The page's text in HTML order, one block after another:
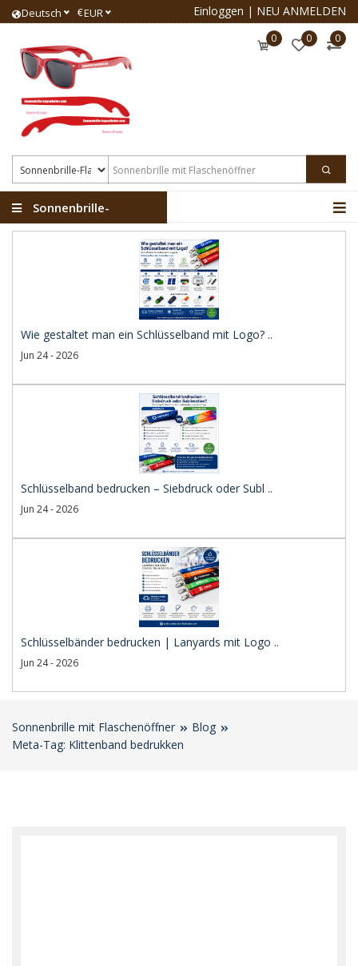
Deutsch €EUR Einloggen | NEU ANMELDEN
0 0 0
Sonnenbrille-
Wie gestaltet man ein Schlüsselband mit Logo? ..
Jun 24 - 2026
Schlüsselband bedrucken – Siebdruck oder Subl ..
Jun 24 - 2026
Schlüsselbänder bedrucken | Lanyards mit Logo ..
Jun 24 - 2026
Sonnenbrille mit Flaschenöffner
Blog
Meta-Tag: Klittenband bedrukken